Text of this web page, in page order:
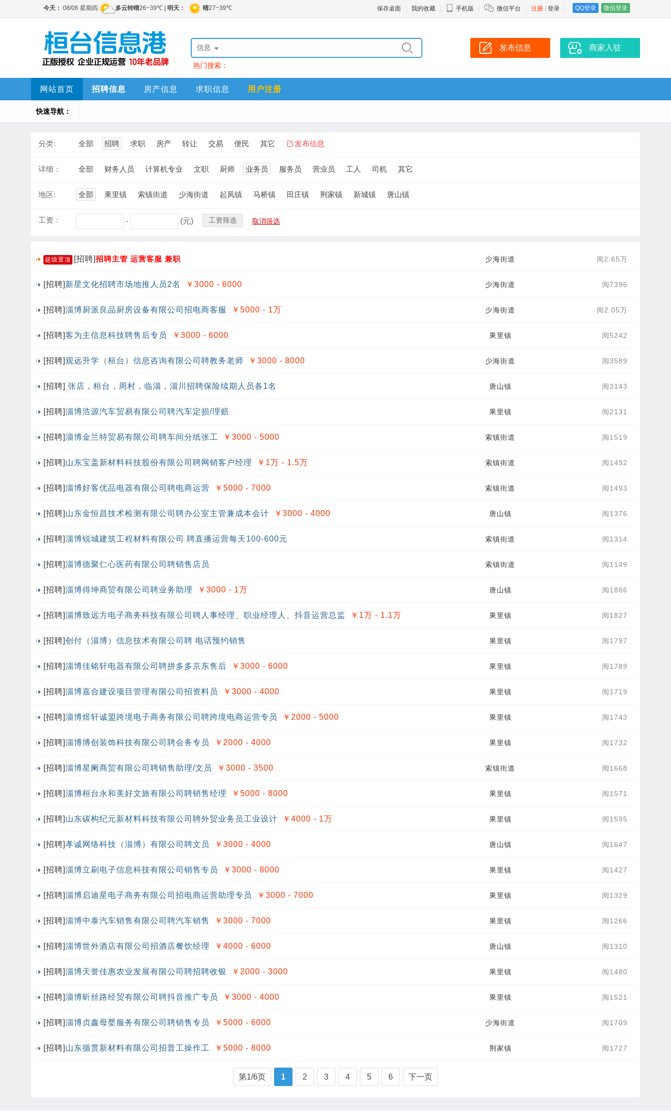
注册 / 登录 QQ登录 微信登录
保存桌面 我的收藏 手机版 微信平台
信息
热门搜索：
发布信息 商家入驻
网站首页 招聘信息 房产信息 求职信息 用户注册
快速导航：
分类: 全部 招聘 求职 房产 转让 交易 便民 其它 发布信息
详细： 全部 财务人员 计算机专业 文职 厨师 业务员 服务员 营业员 工人 司机 其它
地区: 全部 果里镇 索镇街道 少海街道 起凤镇 马桥镇 田庄镇 荆家镇 新城镇 唐山镇
工资： - (元) 工资筛选 取消筛选
超级置顶 [招聘]招聘主管 运营客服 兼职 少海街道 阅2.65万
[招聘] 新星文化招聘市场地推人员2名 ￥3000 - 6000 少海街道 阅7396
[招聘]淄博厨派良品厨房设备有限公司招电商客服 ￥5000 - 1万 少海街道 阅2.05万
[招聘]客为主信息科技聘售后专员 ￥3000 - 6000 果里镇 阅5242
[招聘]观远升学（桓台）信息咨询有限公司聘教务老师 ￥3000 - 8000 少海街道 阅3589
[招聘] 张店，桓台，周村，临淄，淄川招聘保险续期人员各1名 唐山镇 阅3143
[招聘]淄博浩源汽车贸易有限公司聘汽车定损/理赔 果里镇 阅2131
[招聘]淄博金兰特贸易有限公司聘车间分纸张工 ￥3000 - 5000 索镇街道 阅1519
[招聘] 山东宝盖新材料科技股份有限公司聘网销客户经理 ￥1万 - 1.5万 索镇街道 阅1492
[招聘]淄博好客优品电器有限公司聘电商运营 ￥5000 - 7000 索镇街道 阅1493
[招聘] 山东金恒昌技术检测有限公司聘办公室主管兼成本会计 ￥3000 - 4000 唐山镇 阅1376
[招聘]淄博锐城建筑工程材料有限公司 聘直播运营每天100-600元 索镇街道 阅1314
[招聘]淄博德聚仁心医药有限公司聘销售店员 索镇街道 阅1149
[招聘]淄博得坤商贸有限公司聘业务助理 ￥3000 - 1万 唐山镇 阅1886
[招聘]淄博致远方电子商务科技有限公司聘人事经理、职业经理人、抖音运营总监 ￥1万 - 1.1万 果里镇 阅1827
[招聘]创付（淄博）信息技术有限公司聘 电话预约销售 果里镇 阅1797
[招聘]淄博佳铭轩电器有限公司聘拼多多京东售后 ￥3000 - 6000 果里镇 阅1789
[招聘]淄博嘉合建设项目管理有限公司招资料员 ￥3000 - 4000 果里镇 阅1719
[招聘]淄博煜轩诚盟跨境电子商务有限公司聘跨境电商运营专员 ￥2000 - 5000 果里镇 阅1743
[招聘]淄博博创装饰科技有限公司聘会务专员 ￥2000 - 4000 果里镇 阅1732
[招聘]淄博星阑商贸有限公司聘销售助理/文员 ￥3000 - 3500 索镇街道 阅1668
[招聘]淄博桓台永和美好文旅有限公司聘销售经理 ￥5000 - 8000 果里镇 阅1571
[招聘] 山东碳构纪元新材料科技有限公司聘外贸业务员工业设计 ￥4000 - 1万 果里镇 阅1595
[招聘]孝诚网络科技（淄博）有限公司聘文员 ￥3000 - 4000 唐山镇 阅1647
[招聘]淄博立刷电子信息科技有限公司销售专员 ￥3000 - 8000 果里镇 阅1427
[招聘]淄博启迪星电子商务有限公司招电商运营助理专员 ￥3000 - 7000 果里镇 阅1329
[招聘]淄博中泰汽车销售有限公司聘汽车销售 ￥3000 - 7000 果里镇 阅1266
[招聘]淄博世外酒店有限公司招酒店餐饮经理 ￥4000 - 6000 唐山镇 阅1310
[招聘]淄博天誉佳惠农业发展有限公司聘招聘收银 ￥2000 - 3000 果里镇 阅1480
[招聘]淄博昕丝路经贸有限公司聘抖音推广专员 ￥3000 - 4000 果里镇 阅1521
[招聘]淄博贞鑫母婴服务有限公司聘销售专员 ￥5000 - 6000 少海街道 阅1709
[招聘] 山东循贯新材料有限公司招普工操作工 ￥5000 - 8000 荆家镇 阅1727
第1/6页 1 2 3 4 5 6 下一页